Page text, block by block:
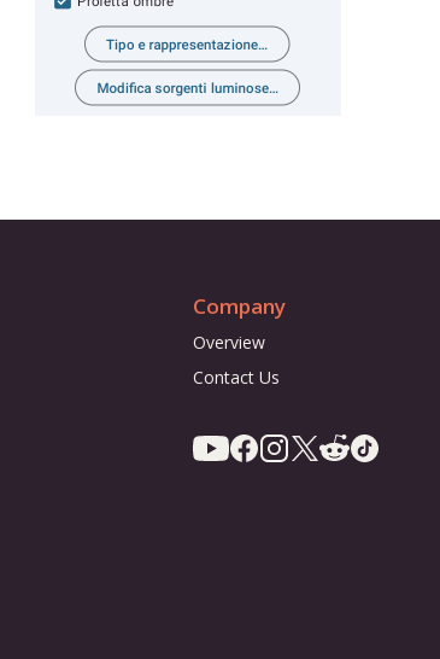
Company
Overview
Contact Us